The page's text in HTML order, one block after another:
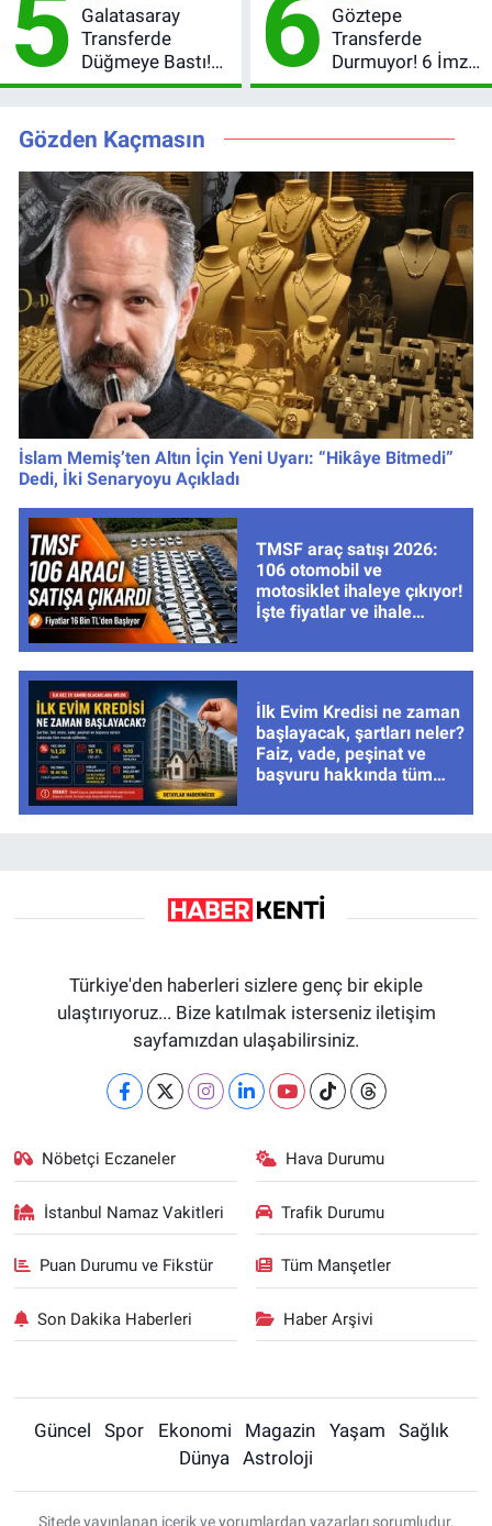
5 Galatasaray
Transferde
Düğmeye Bastı!
Leao, Camavinga
Durum
6 Göztepe
Transferde
Durmuyor! 6 İmza
Sonrası Yeni
Gözden Kaçmasın
İslam Memiş’ten Altın İçin Yeni Uyarı: “Hikâye Bitmedi”
Dedi, İki Senaryoyu Açıkladı
TMSF araç satışı 2026:
106 otomobil ve
motosiklet ihaleye çıkıyor!
İşte fiyatlar ve ihale
İlk Evim Kredisi ne zaman
başlayacak, şartları neler?
Faiz, vade, peşinat ve
başvuru hakkında tüm
Türkiye'den haberleri sizlere genç bir ekiple
ulaştırıyoruz... Bize katılmak isterseniz iletişim
sayfamızdan ulaşabilirsiniz.
Nöbetçi Eczaneler Hava Durumu
İstanbul Namaz Vakitleri Trafik Durumu
Puan Durumu ve Fikstür Tüm Manşetler
Son Dakika Haberleri Haber Arşivi
Güncel Spor Ekonomi Magazin Yaşam
Sağlık
Dünya
Astroloji
Sitede yayınlanan içerik ve yorumlardan yazarları sorumludur.